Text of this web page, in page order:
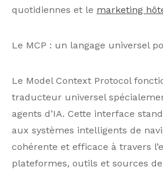
quotidiennes et le marketing
Le MCP : un langage universel
Le Model Context Protocol
traducteur universel
agents d’IA. Cette interface
aux systèmes intelligents de
cohérente et efficace à travers
plateformes, outils et sources